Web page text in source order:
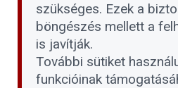
szükséges. Ezek a
böngészés mellett a
is javítják.
További sütiket
funkcióinak